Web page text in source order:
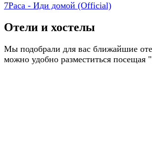
7Раса - Иди домой (Official)
Отели и хостелы
Мы подобрали для вас ближайшие
можно удобно разместиться посещая